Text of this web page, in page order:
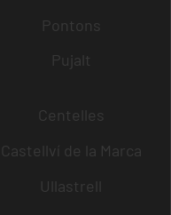
Pontons
Pujalt
Centelles
Castellví de la Marca
Ullastrell